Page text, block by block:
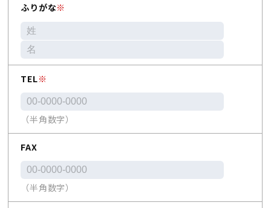
ふりがな※
TEL※
（半角数字）
FAX
（半角数字）